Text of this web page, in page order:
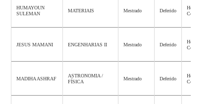
HUMAYOUN
SULEMAN
MATERIAIS Mestrado Deferido
Homologação
Concluída
JESUS MAMANI ENGENHARIAS II Mestrado Deferido
Homologação
Concluída
MADIHA ASHRAF
ASTRONOMIA /
FÍSICA
Mestrado Deferido
Homologação
Concluída